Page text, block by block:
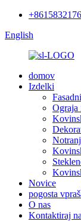
English
domov
Izdelki
Ograja
Novice
pogosta
O nas
Kontaktiraj